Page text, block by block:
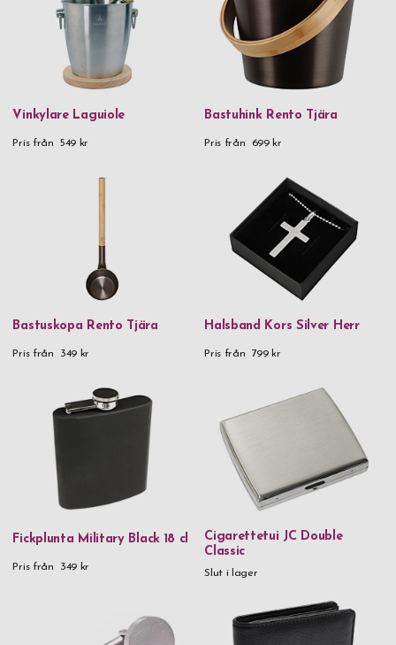
Vinkylare Laguiole
Pris från 549 kr
Bastuhink Rento Tjära
Pris från 699 kr
Bastuskopa Rento Tjära
Pris från 349 kr
Halsband Kors Silver Herr
Pris från 799 kr
Fickplunta Military Black 18 cl
Pris från 349 kr
Cigarettetui JC Double
Classic
Slut i lager